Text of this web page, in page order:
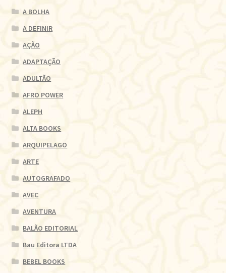
A BOLHA
A DEFINIR
AÇÃO
ADAPTAÇÃO
ADULTÃO
AFRO POWER
ALEPH
ALTA BOOKS
ARQUIPELAGO
ARTE
AUTOGRAFADO
AVEC
AVENTURA
BALÃO EDITORIAL
Bau Editora LTDA
BEBEL BOOKS